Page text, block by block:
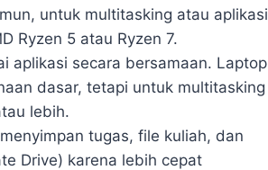
untuk multitasking atau aplikasi
Ryzen 5 atau Ryzen 7.
aplikasi secara bersamaan. Laptop
dasar, tetapi untuk multitasking
lebih.
tugas, file kuliah, dan
Drive) karena lebih cepat